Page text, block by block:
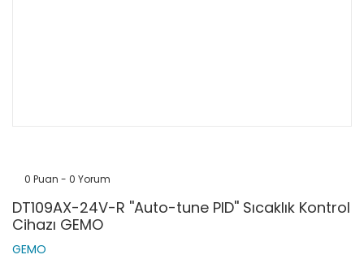
0 Puan - 0 Yorum
DT109AX-24V-R ''Auto-tune PID'' Sıcaklık Kontrol
Cihazı GEMO
GEMO